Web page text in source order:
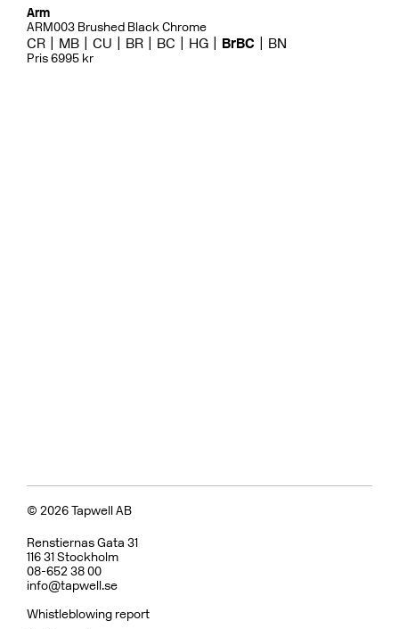
Arm
ARM003 Brushed Black Chrome
CR MB CU BR BC HG BrBC BN
Pris 6995 kr
© 2026 Tapwell AB
Renstiernas Gata 31
116 31 Stockholm
08-652 38 00
info@tapwell.se
Whistleblowing report